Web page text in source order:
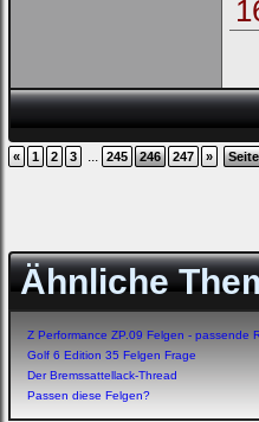
« 1 2 3 ... 245 246 247 »
Ähnliche
Z Performance ZP.09 Felgen - passende
Golf 6 Edition 35 Felgen Frage
Der Bremssattellack-Thread
Passen diese Felgen?